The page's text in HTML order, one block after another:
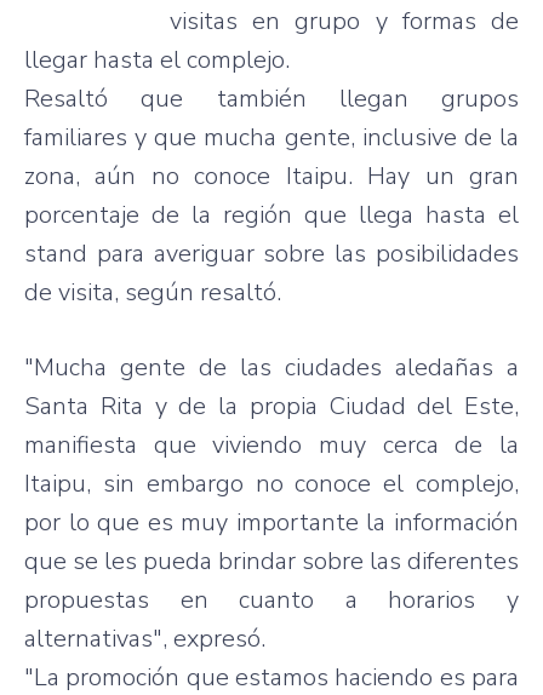
visitas en grupo y formas de
llegar hasta el complejo.
Resaltó que también llegan grupos
familiares y que mucha gente, inclusive de la
zona, aún no conoce Itaipu. Hay un gran
porcentaje de la región que llega hasta el
stand para averiguar sobre las posibilidades
de visita, según resaltó.
"Mucha gente de las ciudades aledañas a
Santa Rita y de la propia Ciudad del Este,
manifiesta que viviendo muy cerca de la
Itaipu, sin embargo no conoce el complejo,
por lo que es muy importante la información
que se les pueda brindar sobre las diferentes
propuestas en cuanto a horarios y
alternativas", expresó.
"La promoción que estamos haciendo es para